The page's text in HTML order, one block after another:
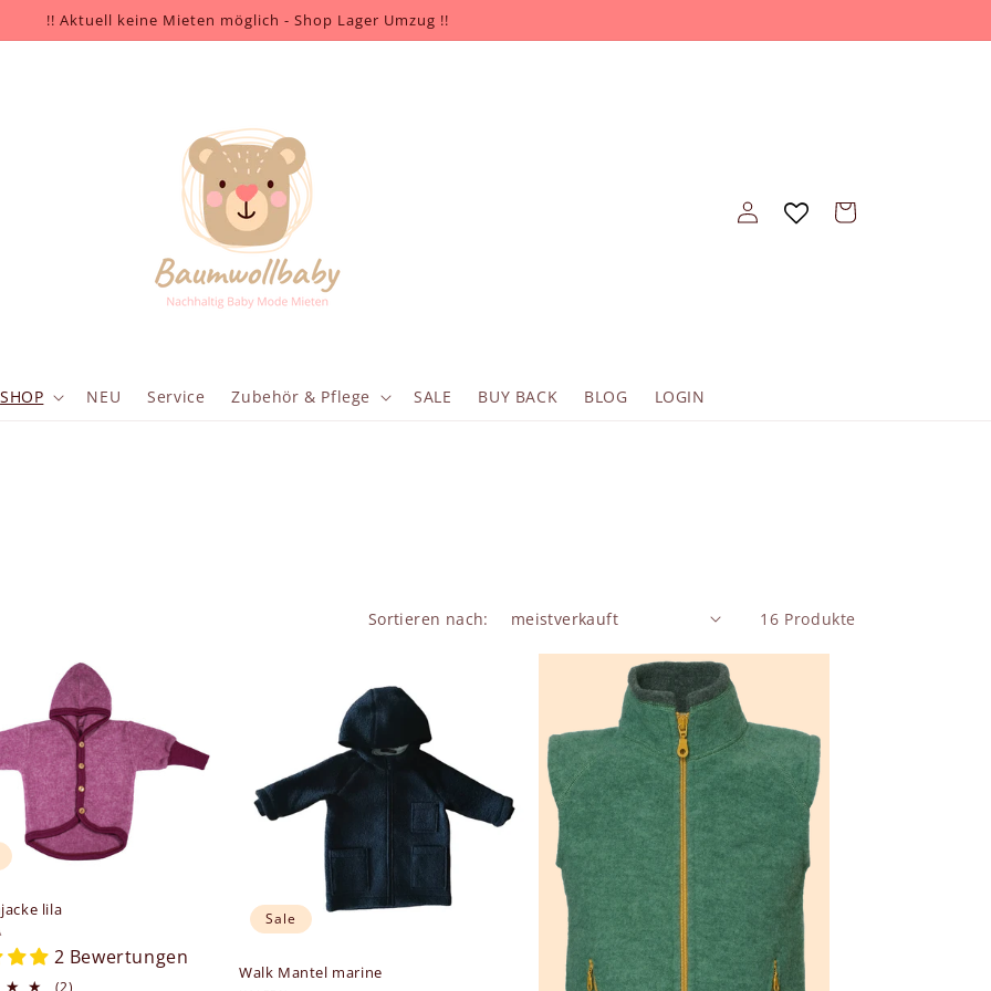
!! Aktuell keine Mieten möglich - Shop Lager Umzug !!
SHOP NEU Service Zubehör & Pflege SALE BUY BACK BLOG LOGIN
Einloggen Warenkorb
Sortieren nach: 16 Produkte
lila
2 Bewertungen
Sale
Walk Mantel marine